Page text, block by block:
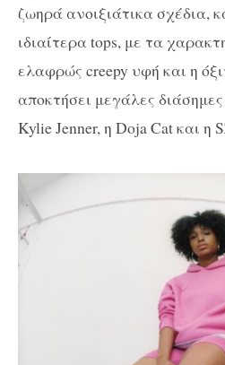
ζωηρά ανοιξιάτικα σχέδια,
ιδιαίτερα tops, με τα
ελαφρώς creepy υφή και η
αποκτήσει μεγάλες
Kylie Jenner, η Doja Cat και η